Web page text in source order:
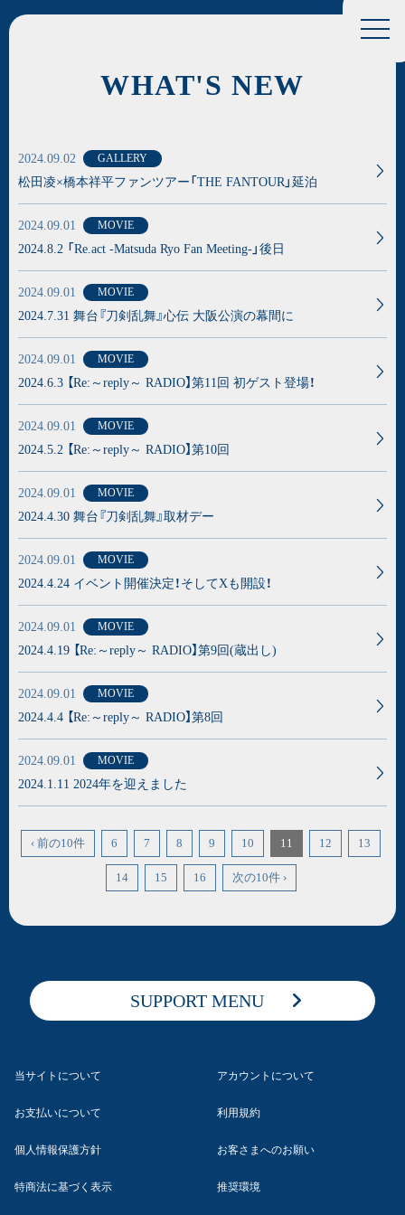
WHAT'S NEW
2024.09.02 GALLERY
松田凌×橋本祥平ファンツアー「THE FANTOUR」延泊
2024.09.01 MOVIE
2024.8.2 「Re.act -Matsuda Ryo Fan Meeting-」後日
2024.09.01 MOVIE
2024.7.31 舞台『刀剣乱舞』心伝 大阪公演の幕間に
2024.09.01 MOVIE
2024.6.3 【Re:～reply～ RADIO】第11回 初ゲスト登場！
2024.09.01 MOVIE
2024.5.2 【Re:～reply～ RADIO】第10回
2024.09.01 MOVIE
2024.4.30 舞台『刀剣乱舞』取材デー
2024.09.01 MOVIE
2024.4.24 イベント開催決定！そしてXも開設！
2024.09.01 MOVIE
2024.4.19 【Re:～reply～ RADIO】第9回(蔵出し)
2024.09.01 MOVIE
2024.4.4 【Re:～reply～ RADIO】第8回
2024.09.01 MOVIE
2024.1.11 2024年を迎えました
‹ 前の10件 6 7 8 9 10 11 12 13
14 15 16 次の10件 ›
SUPPORT MENU
当サイトについて アカウントについて
お支払いについて 利用規約
個人情報保護方針 お客さまへのお願い
特商法に基づく表示 推奨環境